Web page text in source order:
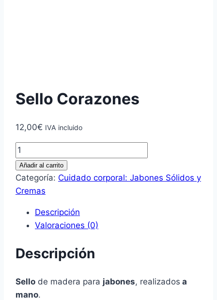
Sello Corazones
12,00€ IVA incluido
Sello
Corazones
cantidad
Añadir al carrito
Categoría: Cuidado corporal: Jabones Sólidos y
Cremas
Descripción
Valoraciones (0)
Descripción
Sello de madera para jabones, realizados a
mano.